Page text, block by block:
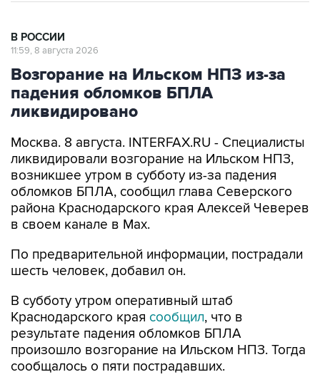
В РОССИИ
11:59, 8 августа 2026
Возгорание на Ильском НПЗ из-за
падения обломков БПЛА
ликвидировано
Москва. 8 августа. INTERFAX.RU - Специалисты
ликвидировали возгорание на Ильском НПЗ,
возникшее утром в субботу из-за падения
обломков БПЛА, сообщил глава Северского
района Краснодарского края Алексей Чеверев
в своем канале в Max.
По предварительной информации, пострадали
шесть человек, добавил он.
В субботу утром оперативный штаб
Краснодарского края сообщил, что в
результате падения обломков БПЛА
произошло возгорание на Ильском НПЗ. Тогда
сообщалось о пяти пострадавших.